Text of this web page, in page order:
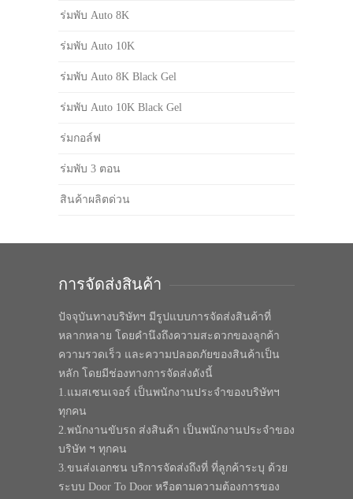
ร่มพับ Auto 8K
ร่มพับ Auto 10K
ร่มพับ Auto 8K Black Gel
ร่มพับ Auto 10K Black Gel
ร่มกอล์ฟ
ร่มพับ 3 ตอน
สินค้าผลิตด่วน
การจัดส่งสินค้า
ปัจจุบันทางบริษัทฯ มีรูปแบบการจัดส่งสินค้าที่
หลากหลาย โดยคำนึงถึงความสะดวกของลูกค้า
ความรวดเร็ว และความปลอดภัยของสินค้าเป็น
หลัก โดยมีช่องทางการจัดส่งดังนี้
1.แมสเซนเจอร์ เป็นพนักงานประจำของบริษัทฯ
ทุกคน
2.พนักงานขับรถ ส่งสินค้า เป็นพนักงานประจำของ
บริษัท ฯ ทุกคน
3.ขนส่งเอกชน บริการจัดส่งถึงที่ ที่ลูกค้าระบุ ด้วย
ระบบ Door To Door หรือตามความต้องการของ